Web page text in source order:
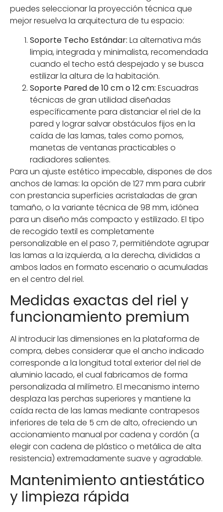
puedes seleccionar la proyección técnica que
mejor resuelva la arquitectura de tu espacio:
Soporte Techo Estándar: La alternativa más
limpia, integrada y minimalista, recomendada
cuando el techo está despejado y se busca
estilizar la altura de la habitación.
Soporte Pared de 10 cm o 12 cm: Escuadras
técnicas de gran utilidad diseñadas
específicamente para distanciar el riel de la
pared y lograr salvar obstáculos fijos en la
caída de las lamas, tales como pomos,
manetas de ventanas practicables o
radiadores salientes.
Para un ajuste estético impecable, dispones de dos
anchos de lamas: la opción de 127 mm para cubrir
con prestancia superficies acristaladas de gran
tamaño, o la variante técnica de 98 mm, idónea
para un diseño más compacto y estilizado. El tipo
de recogido textil es completamente
personalizable en el paso 7, permitiéndote agrupar
las lamas a la izquierda, a la derecha, divididas a
ambos lados en formato escenario o acumuladas
en el centro del riel.
Medidas exactas del riel y
funcionamiento premium
Al introducir las dimensiones en la plataforma de
compra, debes considerar que el ancho indicado
corresponde a la longitud total exterior del riel de
aluminio lacado, el cual fabricamos de forma
personalizada al milímetro. El mecanismo interno
desplaza las perchas superiores y mantiene la
caída recta de las lamas mediante contrapesos
inferiores de tela de 5 cm de alto, ofreciendo un
accionamiento manual por cadena y cordón (a
elegir con cadena de plástico o metálica de alta
resistencia) extremadamente suave y agradable.
Mantenimiento antiestático
y limpieza rápida